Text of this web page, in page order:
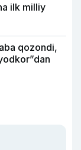
ilk milliy
qozondi,